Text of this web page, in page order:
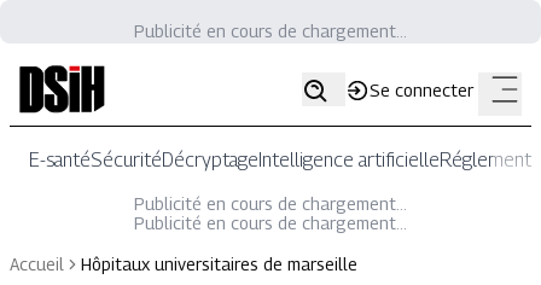
Publicité en cours de chargement...
Se connecter
E-santéSécuritéDécryptageIntelligence artificielle
Publicité en cours de chargement...
Publicité en cours de chargement...
Accueil
Hôpitaux universitaires de marseille